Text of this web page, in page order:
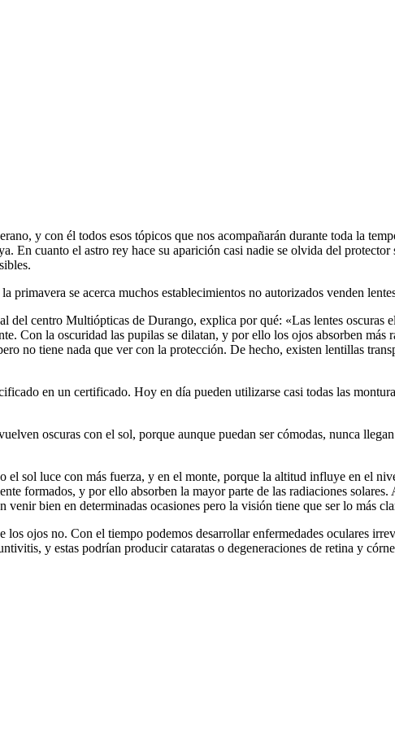
y con él todos esos tópicos que nos acompañarán durante toda la
En cuanto el astro rey hace su aparición casi nadie se olvida del
primavera se acerca muchos establecimientos no autorizados venden
del centro Multiópticas de Durango, explica por qué: «Las lentes
Con la oscuridad las pupilas se dilatan, y por ello los ojos absorben
no tiene nada que ver con la protección. De hecho, existen lentillas
en un certificado. Hoy en día pueden utilizarse casi todas las
oscuras con el sol, porque aunque puedan ser cómodas, nunca
el sol luce con más fuerza, y en el monte, porque la altitud influye en el
formados, y por ello absorben la mayor parte de las radiaciones
venir bien en determinadas ocasiones pero la visión tiene que ser lo más
los ojos no. Con el tiempo podemos desarrollar enfermedades oculares
y estas podrían producir cataratas o degeneraciones de retina y